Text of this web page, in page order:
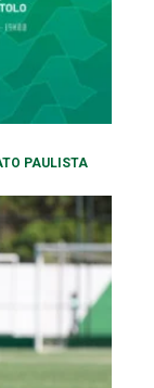
PAULISTA